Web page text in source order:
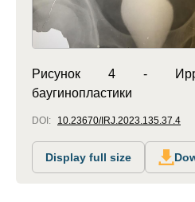
Рисунок 4 -
баугинопластики
DOI: 10.23670/IRJ.2023.135.37.4
Display full size